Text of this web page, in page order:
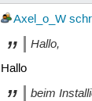
Axel_o_W
Hallo,
Hallo
beim